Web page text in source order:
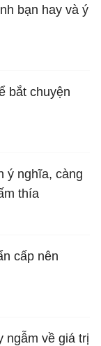
bạn hay và ý
bắt chuyện
ý nghĩa, càng
thía
cấp nên
ngẫm về giá trị